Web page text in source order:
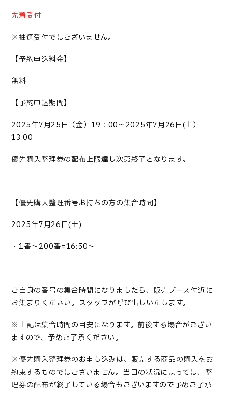
先着受付
※抽選受付ではございません。
【予約申込料金】
無料
【予約申込期間】
2025年7月25日（金） 19 ： 00～2025年7月26日(土）
13:00
優先購入整理券の配布上限達し次第終了となります。
【優先購入整理番号お持ちの方の集合時間】
2025年7月26日(土)
・1番～200番=16:50～
ご自身の番号の集合時間になりましたら、販売ブース付近に
お集まりください。スタッフが呼び出しいたします。
※上記は集合時間の目安になります。前後する場合がござい
ますので、予めご了承ください。
※優先購入整理券のお申し込みは、販売する商品の購入をお
約束するものではございません。当日の状況によっては、整
理券の配布が終了している場合もございますので予めご了承